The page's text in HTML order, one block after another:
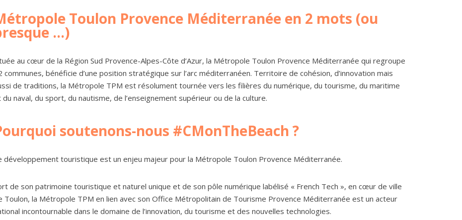
Toulon Provence Méditerranée en 2 mots (ou
...)
au cœur de la Région Sud Provence-Alpes-Côte d’Azur, la Métropole Toulon Provence Méditerranée qui regroupe
communes, bénéficie d’une position stratégique sur l’arc méditerranéen. Territoire de cohésion, d’innovation mais
de traditions, la Métropole TPM est résolument tournée vers les filières du numérique, du tourisme, du maritime
du naval, du sport, du nautisme, de l’enseignement supérieur ou de la culture.
soutenons-nous #CMonTheBeach ?
développement touristique est un enjeu majeur pour la Métropole Toulon Provence Méditerranée.
de son patrimoine touristique et naturel unique et de son pôle numérique labélisé « French Tech », en cœur de ville
Toulon, la Métropole TPM en lien avec son Office Métropolitain de Tourisme Provence Méditerranée est un acteur
incontournable dans le domaine de l’innovation, du tourisme et des nouvelles technologies.